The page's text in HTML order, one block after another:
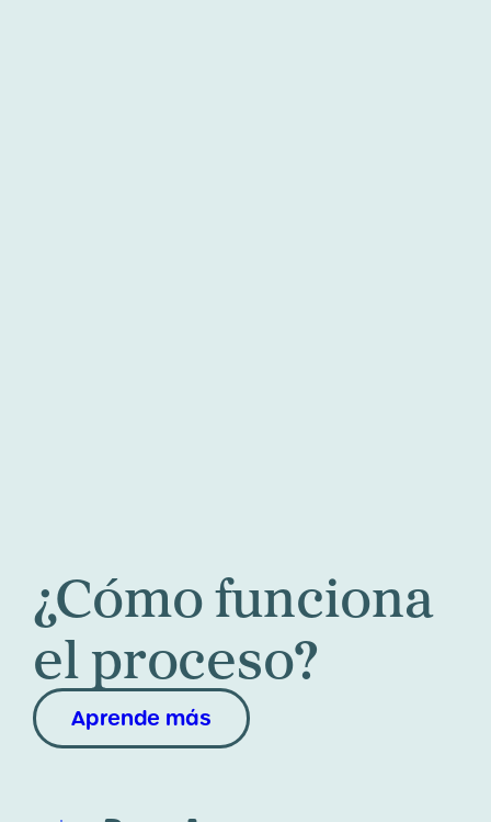
¿Cómo funciona
el proceso?
Aprende más